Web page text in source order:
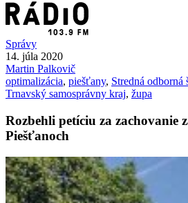
Správy
14. júla 2020
Martin Palkovič
optimalizácia, piešťany, Stredná odborná
Trnavský samosprávny kraj, župa
Rozbehli petíciu za zachovanie
Piešťanoch